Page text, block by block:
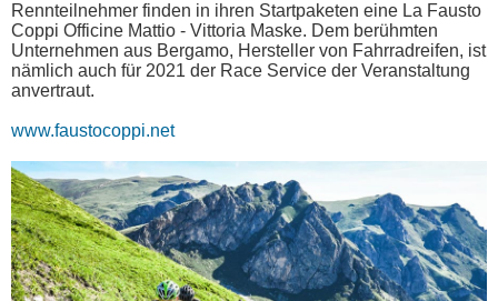
Rennteilnehmer finden in ihren Startpaketen eine La Fausto
Coppi Officine Mattio - Vittoria Maske. Dem berühmten
Unternehmen aus Bergamo, Hersteller von Fahrradreifen, ist
nämlich auch für 2021 der Race Service der Veranstaltung
anvertraut.
www.faustocoppi.net